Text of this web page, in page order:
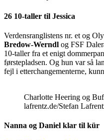
26 10-taller til Jessica
Verdensranglistens nr. et og
Bredow-Werndl og FSF
10-taller fra et enigt
førstepladsen. Og hun var så
fejl i etterchangementerne,
Charlotte Heering og
lafrentz.de/Stefan
Nanna og Daniel klar til kür